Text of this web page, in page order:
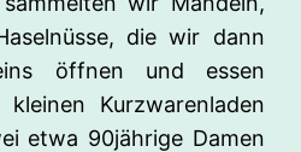
die wir dann
öffnen und essen
Kurzwarenladen
etwa 90jährige Damen